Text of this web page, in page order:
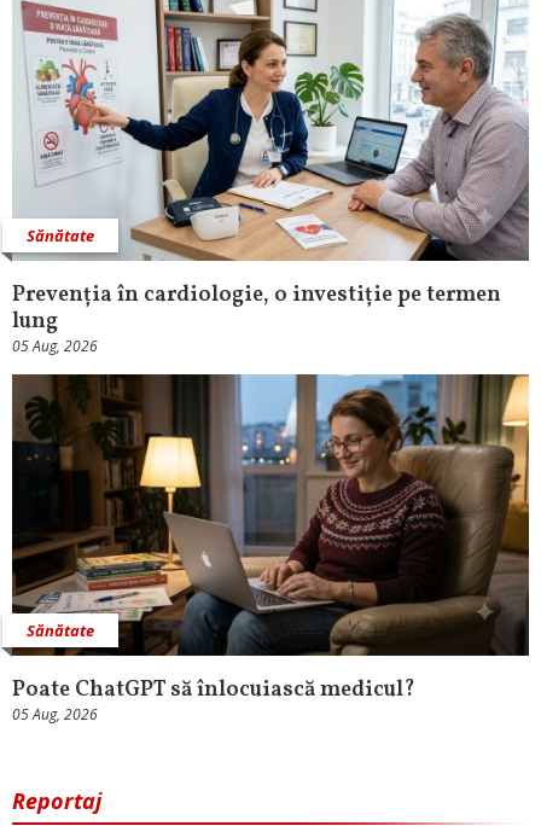
Sănătate
Prevenția în cardiologie, o investiție pe termen
lung
05 Aug, 2026
Sănătate
Poate ChatGPT să înlocuiască medicul?
05 Aug, 2026
Reportaj